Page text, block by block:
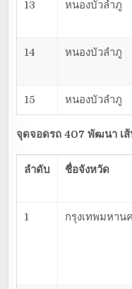
13 หนองบัวลำภู
14 หนองบัวลำภู
15 หนองบัวลำภู
จุดจอดรถ 407 พัฒนา เส้
ลำดับ ชื่อจังหวัด
1 กรุงเทพมหาน